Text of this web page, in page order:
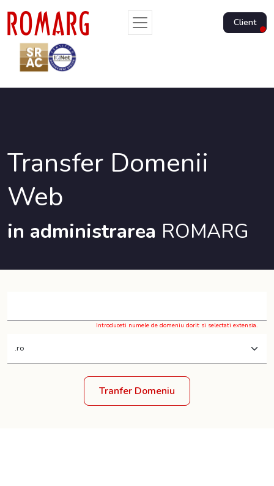
Client
Transfer Domenii
Web
in administrarea ROMARG
Introduceti numele de domeniu dorit si selectati extensia.